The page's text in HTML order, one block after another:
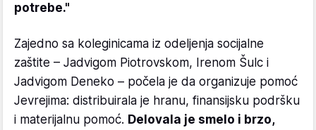
potrebe."
Zajedno sa koleginicama iz odeljenja socijalne
zaštite – Jadvigom Piotrovskom, Irenom Šulc i
Jadvigom Deneko – počela je da organizuje pomoć
Jevrejima: distribuirala je hranu, finansijsku podršku
i materijalnu pomoć. Delovala je smelo i brzo,